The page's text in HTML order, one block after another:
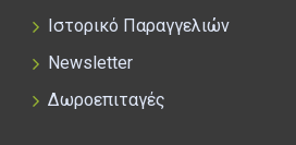
Ιστορικό Παραγγελιών
Newsletter
Δωροεπιταγές